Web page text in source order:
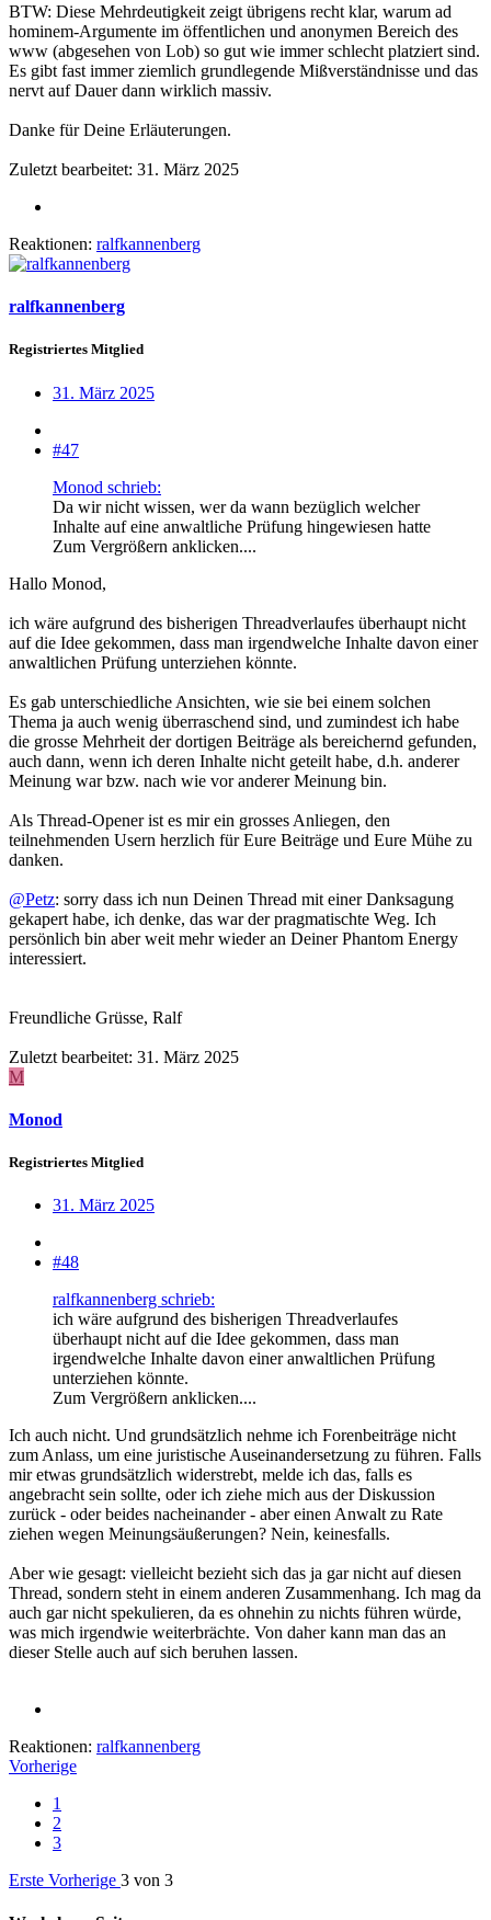
BTW: Diese Mehrdeutigkeit zeigt übrigens recht klar, warum ad
hominem-Argumente im öffentlichen und anonymen Bereich des
www (abgesehen von Lob) so gut wie immer schlecht platziert sind.
Es gibt fast immer ziemlich grundlegende Mißverständnisse und das
nervt auf Dauer dann wirklich massiv.
Danke für Deine Erläuterungen.
Zuletzt bearbeitet: 31. März 2025
Reaktionen: ralfkannenberg
ralfkannenberg
Registriertes Mitglied
31. März 2025
#47
Monod schrieb:
Da wir nicht wissen, wer da wann bezüglich welcher
Inhalte auf eine anwaltliche Prüfung hingewiesen hatte
Zum Vergrößern anklicken....
Hallo Monod,
ich wäre aufgrund des bisherigen Threadverlaufes überhaupt nicht
auf die Idee gekommen, dass man irgendwelche Inhalte davon einer
anwaltlichen Prüfung unterziehen könnte.
Es gab unterschiedliche Ansichten, wie sie bei einem solchen
Thema ja auch wenig überraschend sind, und zumindest ich habe
die grosse Mehrheit der dortigen Beiträge als bereichernd gefunden,
auch dann, wenn ich deren Inhalte nicht geteilt habe, d.h. anderer
Meinung war bzw. nach wie vor anderer Meinung bin.
Als Thread-Opener ist es mir ein grosses Anliegen, den
teilnehmenden Usern herzlich für Eure Beiträge und Eure Mühe zu
danken.
@Petz: sorry dass ich nun Deinen Thread mit einer Danksagung
gekapert habe, ich denke, das war der pragmatischte Weg. Ich
persönlich bin aber weit mehr wieder an Deiner Phantom Energy
interessiert.
Freundliche Grüsse, Ralf
Zuletzt bearbeitet: 31. März 2025
M
Monod
Registriertes Mitglied
31. März 2025
#48
ralfkannenberg schrieb:
ich wäre aufgrund des bisherigen Threadverlaufes
überhaupt nicht auf die Idee gekommen, dass man
irgendwelche Inhalte davon einer anwaltlichen Prüfung
unterziehen könnte.
Zum Vergrößern anklicken....
Ich auch nicht. Und grundsätzlich nehme ich Forenbeiträge nicht
zum Anlass, um eine juristische Auseinandersetzung zu führen. Falls
mir etwas grundsätzlich widerstrebt, melde ich das, falls es
angebracht sein sollte, oder ich ziehe mich aus der Diskussion
zurück - oder beides nacheinander - aber einen Anwalt zu Rate
ziehen wegen Meinungsäußerungen? Nein, keinesfalls.
Aber wie gesagt: vielleicht bezieht sich das ja gar nicht auf diesen
Thread, sondern steht in einem anderen Zusammenhang. Ich mag da
auch gar nicht spekulieren, da es ohnehin zu nichts führen würde,
was mich irgendwie weiterbrächte. Von daher kann man das an
dieser Stelle auch auf sich beruhen lassen.
Reaktionen: ralfkannenberg
Vorherige
1
2
3
Erste Vorherige 3 von 3